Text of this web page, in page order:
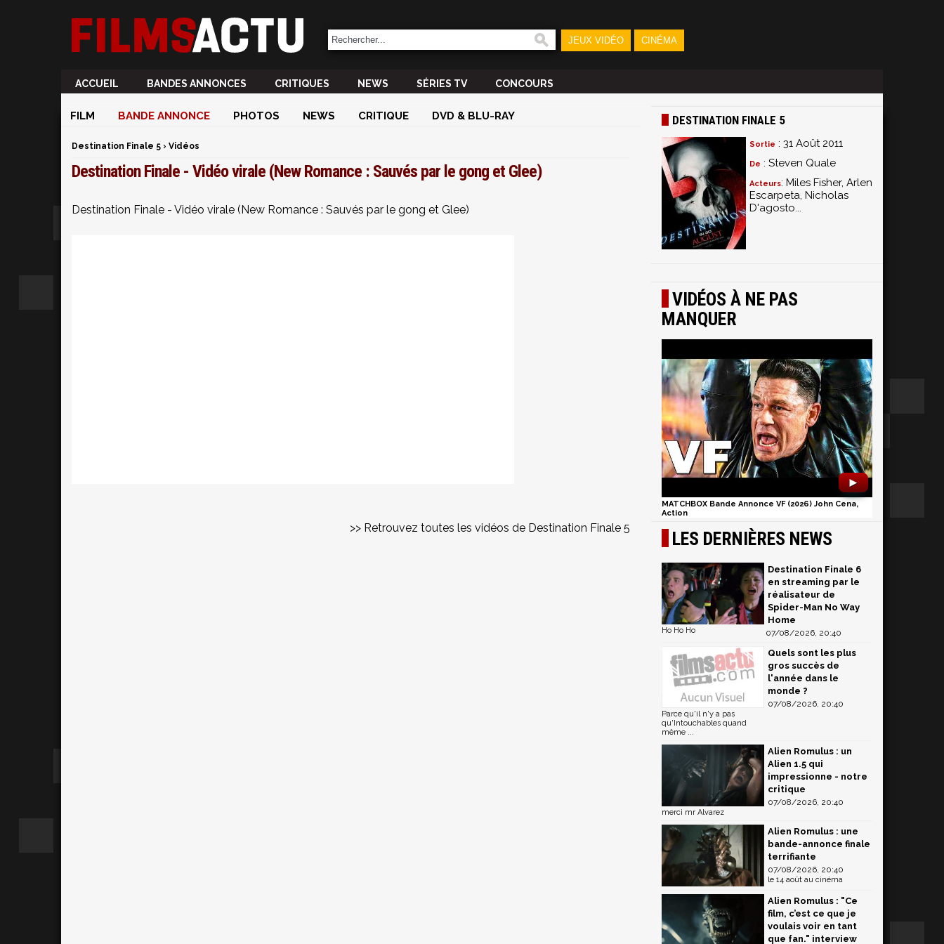
JEUX VIDÉO CINÉMA
ACCUEIL BANDES ANNONCES CRITIQUES NEWS SÉRIES TV CONCOURS
FILM BANDE ANNONCE PHOTOS NEWS CRITIQUE DVD & BLU-RAY
Destination Finale 5 › Vidéos
Destination Finale - Vidéo virale (New Romance : Sauvés par le gong et Glee)
Destination Finale - Vidéo virale (New Romance : Sauvés par le gong et Glee)
>> Retrouvez toutes les vidéos de Destination Finale 5
DESTINATION FINALE 5
Sortie : 31 Août 2011
De : Steven Quale
Acteurs: Miles Fisher, Arlen
Escarpeta, Nicholas
D'agosto...
VIDÉOS À NE PAS
MANQUER
►
MATCHBOX Bande Annonce VF (2026) John Cena,
Action
LES DERNIÈRES NEWS
Destination Finale 6
en streaming par le
réalisateur de
Spider-Man No Way
Home
07/08/2026, 20:40
Ho Ho Ho
Quels sont les plus
gros succès de
l'année dans le
monde ?
07/08/2026, 20:40
Parce qu'il n'y a pas
qu'Intouchables quand
même ...
Alien Romulus : un
Alien 1.5 qui
impressionne - notre
critique
07/08/2026, 20:40
merci mr Alvarez
Alien Romulus : une
bande-annonce finale
terrifiante
07/08/2026, 20:40
le 14 août au cinéma
Alien Romulus : "Ce
film, c’est ce que je
voulais voir en tant
que fan." interview